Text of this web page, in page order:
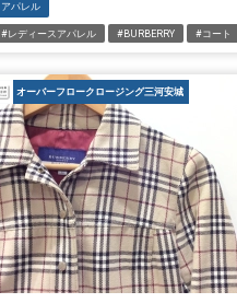
アパレル
#レディースアパレル #BURBERRY #コート
オーバーフロークロージング三河安城